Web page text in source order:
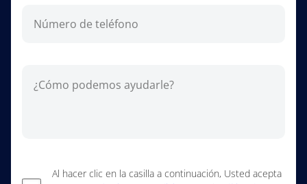
Al hacer clic en la casilla a continuación, Usted acepta